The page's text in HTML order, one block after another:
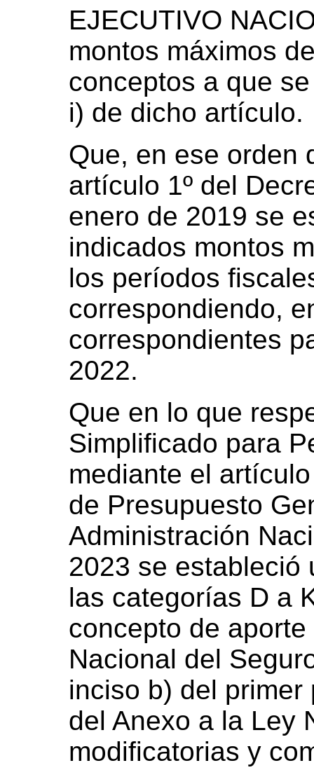
EJECUTIVO
montos máximos
conceptos a que
i) de dicho artículo.
Que, en ese orden
artículo 1º del
enero de 2019 se
indicados montos
los períodos
correspondiendo,
correspondientes
2022.
Que en lo que
Simplificado para
mediante el
de Presupuesto
Administración
2023 se estableció
las categorías D a
concepto de
Nacional del
inciso b) del
del Anexo a la Ley
modificatorias y